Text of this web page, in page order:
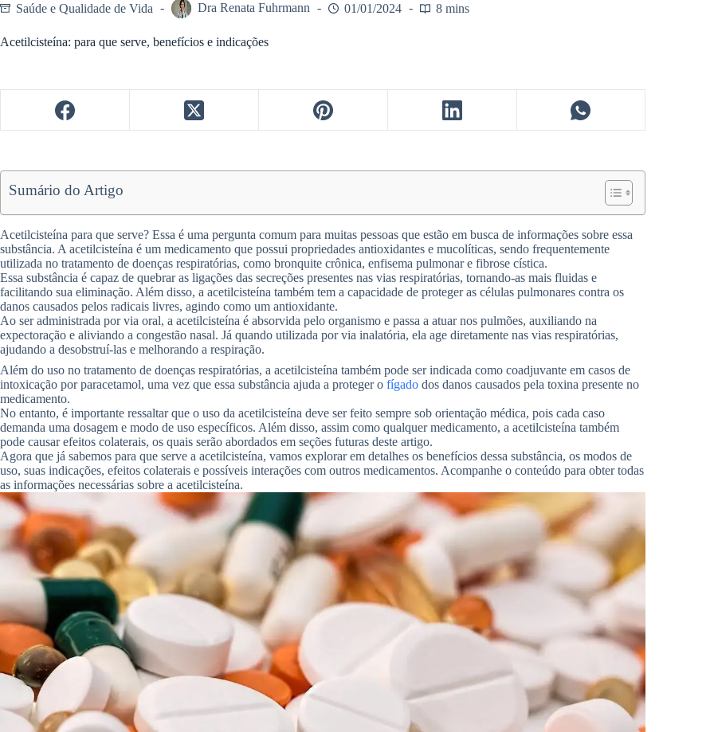
Saúde e Qualidade de Vida Dra Renata Fuhrmann 01/01/2024 8 mins
Acetilcisteína: para que serve, benefícios e indicações
Sumário do Artigo
Acetilcisteína para que serve? Essa é uma pergunta comum para muitas pessoas que estão em busca de informações sobre essa
substância. A acetilcisteína é um medicamento que possui propriedades antioxidantes e mucolíticas, sendo frequentemente
utilizada no tratamento de doenças respiratórias, como bronquite crônica, enfisema pulmonar e fibrose cística.
Essa substância é capaz de quebrar as ligações das secreções presentes nas vias respiratórias, tornando-as mais fluidas e
facilitando sua eliminação. Além disso, a acetilcisteína também tem a capacidade de proteger as células pulmonares contra os
danos causados pelos radicais livres, agindo como um antioxidante.
Ao ser administrada por via oral, a acetilcisteína é absorvida pelo organismo e passa a atuar nos pulmões, auxiliando na
expectoração e aliviando a congestão nasal. Já quando utilizada por via inalatória, ela age diretamente nas vias respiratórias,
ajudando a desobstruí-las e melhorando a respiração.
Além do uso no tratamento de doenças respiratórias, a acetilcisteína também pode ser indicada como coadjuvante em casos de
intoxicação por paracetamol, uma vez que essa substância ajuda a proteger o fígado dos danos causados pela toxina presente no
medicamento.
No entanto, é importante ressaltar que o uso da acetilcisteína deve ser feito sempre sob orientação médica, pois cada caso
demanda uma dosagem e modo de uso específicos. Além disso, assim como qualquer medicamento, a acetilcisteína também
pode causar efeitos colaterais, os quais serão abordados em seções futuras deste artigo.
Agora que já sabemos para que serve a acetilcisteína, vamos explorar em detalhes os benefícios dessa substância, os modos de
uso, suas indicações, efeitos colaterais e possíveis interações com outros medicamentos. Acompanhe o conteúdo para obter todas
as informações necessárias sobre a acetilcisteína.